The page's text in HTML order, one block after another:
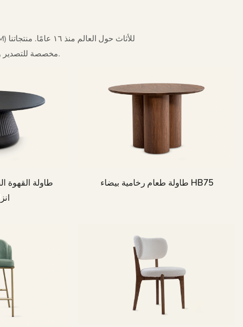
مخصصة للتصدير والشحن لجميع أنحاء العالم. نستخدم مواد عالية الجودة وتقنيات تصنيع متطورة.
طاولة القهوة
طاولة طعام رخامية بيضاء HB75